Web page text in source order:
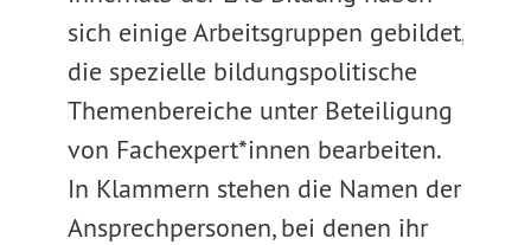
sich einige Arbeitsgruppen gebildet,
die spezielle bildungspolitische
Themenbereiche unter Beteiligung
von Fachexpert*innen bearbeiten.
In Klammern stehen die Namen der
Ansprechpersonen, bei denen ihr